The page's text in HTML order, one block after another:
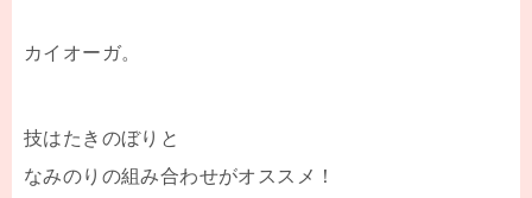
カイオーガ。
技はたきのぼりと
なみのりの組み合わせがオススメ！